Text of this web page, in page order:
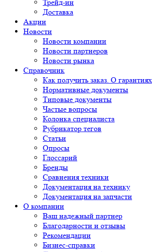
Трейд-ин
Доставка
Акции
Новости
Новости компании
Новости партнеров
Новости рынка
Справочник
Как получить заказ. О гарантиях
Нормативные документы
Типовые документы
Частые вопросы
Колонка специалиста
Рубрикатор тегов
Статьи
Опросы
Глоссарий
Бренды
Сравнения техники
Документация на технику
Документация на запчасти
О компании
Ваш надежный партнер
Благодарности и отзывы
Рекомендации
Бизнес-справки